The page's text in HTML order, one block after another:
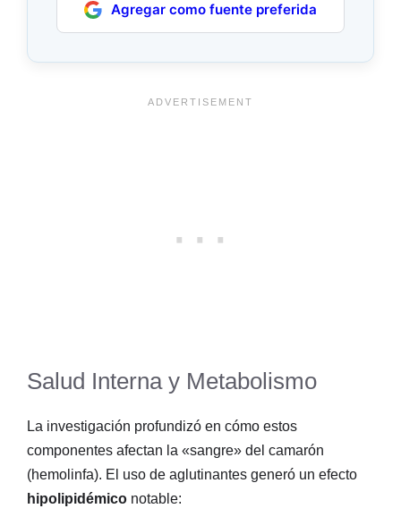
Agregar como fuente preferida
Salud Interna y Metabolismo
La investigación profundizó en cómo estos
componentes afectan la «sangre» del camarón
(hemolinfa). El uso de aglutinantes generó un efecto
hipolipidémico notable: